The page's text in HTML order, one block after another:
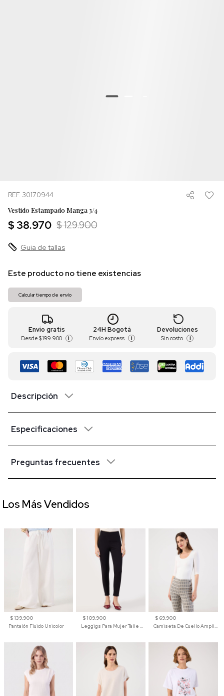
REF. 30170944
Vestido Estampado Manga 3/4
$ 38.970 $ 129.900
Guia de tallas
Este producto no tiene existencias
Calcular tiempo de envío
Envío gratis
Desde $ 199.900 i
24H Bogotá
Envío express i
Devoluciones
Sin costo i
Descripción
Especificaciones
Preguntas frecuentes
$ 139.900
Pantalón Fluido Unicolor
$ 109.900
$ 69.900
Los Más Vendidos